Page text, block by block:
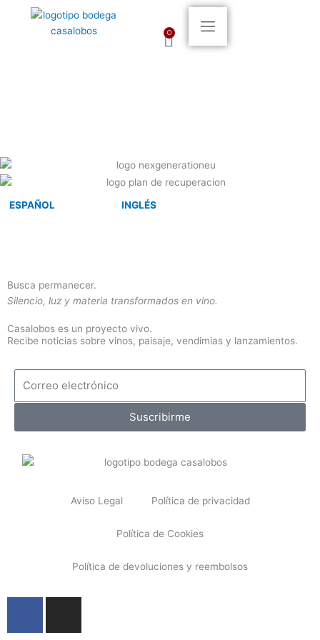
Ir al contenido
0
Carrito
ESPAÑOL INGLÉS
Busca permanecer.
Silencio, luz y materia transformados en vino.
Casalobos es un proyecto vivo.
Recibe noticias sobre vinos, paisaje, vendimias y lanzamientos.
Suscribirme
Aviso Legal Política de privacidad
Política de Cookies
Política de devoluciones y reembolsos